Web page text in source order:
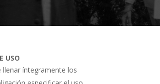
USO
llenar íntegramente los